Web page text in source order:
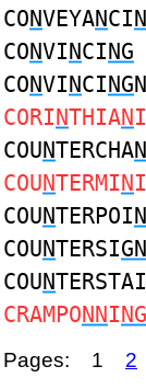
CONVEYANCI
CONVINCING
CONVINCING
CORINTHIAN
COUNTERCHA
COUNTERMINI
COUNTERPOIN
COUNTERSIGN
COUNTERSTAI
CRAMPONNING
Pages: 1 2